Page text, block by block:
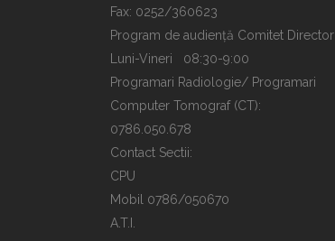
Fax: 0252/360623
Program de audiență Comitet Director
Luni-Vineri 08:30-9:00
Programari Radiologie/ Programari
Computer Tomograf (CT):
0786.050.678
Contact Sectii:
CPU
Mobil 0786/050670
A.T.I.